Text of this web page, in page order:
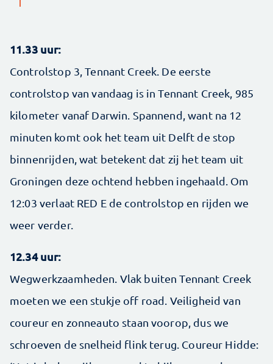
11.33 uur:
Controlstop 3, Tennant Creek. De eerste
controlstop van vandaag is in Tennant Creek, 985
kilometer vanaf Darwin. Spannend, want na 12
minuten komt ook het team uit Delft de stop
binnenrijden, wat betekent dat zij het team uit
Groningen deze ochtend hebben ingehaald. Om
12:03 verlaat RED E de controlstop en rijden we
weer verder.
12.34 uur:
Wegwerkzaamheden. Vlak buiten Tennant Creek
moeten we een stukje off road. Veiligheid van
coureur en zonneauto staan voorop, dus we
schroeven de snelheid flink terug. Coureur Hidde: